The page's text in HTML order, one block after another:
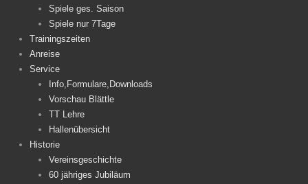
Spiele ges. Saison
Spiele nur 7Tage
Trainingszeiten
Anreise
Service
Info,Formulare,Downloads
Vorschau Blättle
TT Lehre
Hallenübersicht
Historie
Vereinsgeschichte
60 jähriges Jubiläum